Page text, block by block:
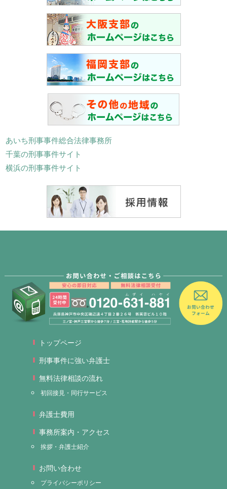
あいち刑事事件総合法律事務所
千葉の刑事事件サイト
横浜の刑事事件サイト
トップページ
刑事事件に強い弁護士
無料法律相談の流れ
初回接見・同行サービス
弁護士費用
事務所案内・アクセス
挨拶・弁護士紹介
お問い合わせ
プライバシーポリシー